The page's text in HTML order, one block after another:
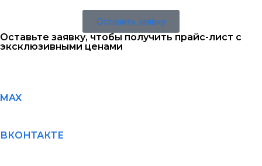
Оставить заявку
Оставьте заявку, чтобы получить прайс-лист с
эксклюзивными ценами
MAX
ВКОНТАКТЕ